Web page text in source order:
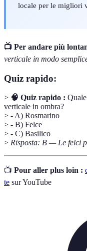
locale per le migliori
📺 Per andare più
verticale in modo
Quiz rapido:
> 🧠 Quiz rapido :
verticale in ombra?
> - A) Rosmarino
> - B) Felce
> - C) Basilico
> Risposta: B — Le felci
📺 Pour aller plus loin :
te sur YouTube